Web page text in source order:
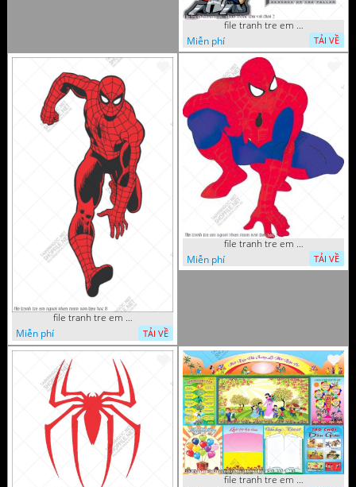
file tranh tre em sieu nhan robot khu vui choi 2
Miễn phí
TẢI VỀ
file tranh tre em nguoi nhen mam non tieu hoc 8
Miễn phí
TẢI VỀ
file tranh tre em nguoi nhen mam non tieu hoc 5
Miễn phí
TẢI VỀ
file tranh tre em mam non tieu hoc va hoc sinh 300 x 230